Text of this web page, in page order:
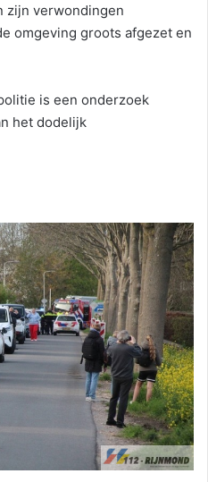
zijn verwondingen
omgeving groots afgezet en
is een onderzoek
het dodelijk